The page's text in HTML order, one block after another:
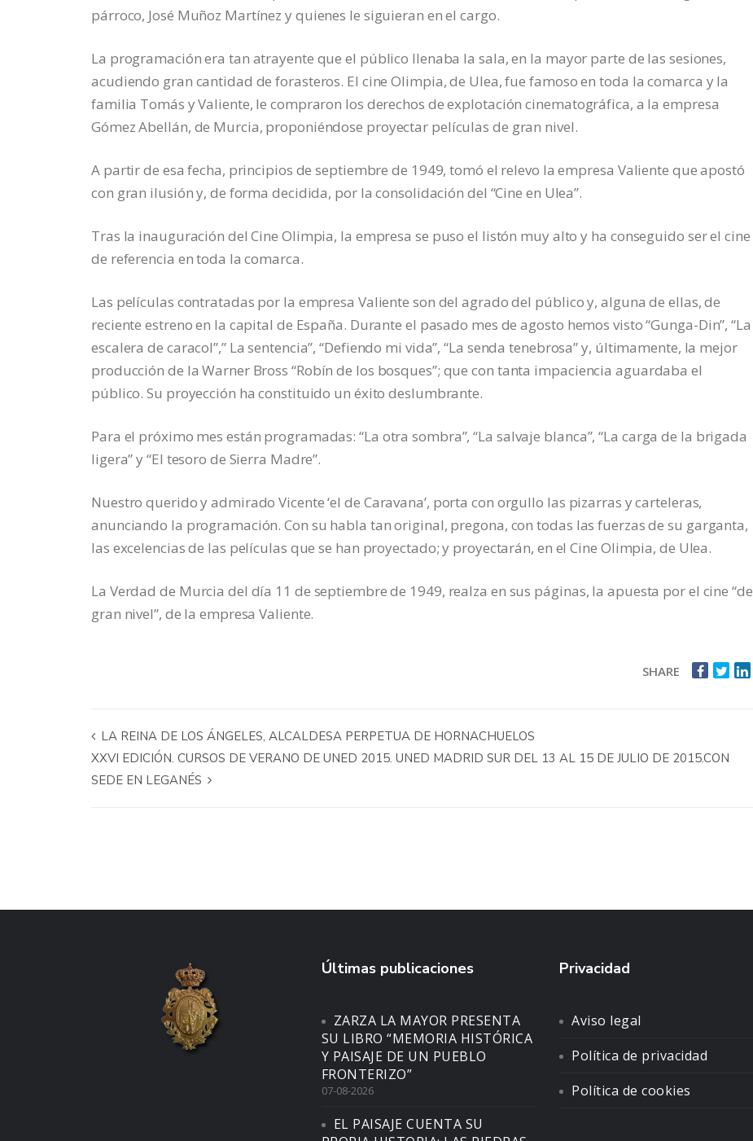
párroco, José Muñoz Martínez y quienes le siguieran en el cargo.
La programación era tan atrayente que el público llenaba la sala, en la mayor parte de las sesiones,
acudiendo gran cantidad de forasteros. El cine Olimpia, de Ulea, fue famoso en toda la comarca y la
familia Tomás y Valiente, le compraron los derechos de explotación cinematográfica, a la empresa
Gómez Abellán, de Murcia, proponiéndose proyectar películas de gran nivel.
A partir de esa fecha, principios de septiembre de 1949, tomó el relevo la empresa Valiente que apostó
con gran ilusión y, de forma decidida, por la consolidación del “Cine en Ulea”.
Tras la inauguración del Cine Olimpia, la empresa se puso el listón muy alto y ha conseguido ser el cine
de referencia en toda la comarca.
Las películas contratadas por la empresa Valiente son del agrado del público y, alguna de ellas, de
reciente estreno en la capital de España. Durante el pasado mes de agosto hemos visto “Gunga-Din”, “La
escalera de caracol”,” La sentencia”, “Defiendo mi vida”, “La senda tenebrosa” y, últimamente, la mejor
producción de la Warner Bross “Robín de los bosques”; que con tanta impaciencia aguardaba el
público. Su proyección ha constituido un éxito deslumbrante.
Para el próximo mes están programadas: “La otra sombra”, “La salvaje blanca”, “La carga de la brigada
ligera” y “El tesoro de Sierra Madre”.
Nuestro querido y admirado Vicente ‘el de Caravana’, porta con orgullo las pizarras y carteleras,
anunciando la programación. Con su habla tan original, pregona, con todas las fuerzas de su garganta,
las excelencias de las películas que se han proyectado; y proyectarán, en el Cine Olimpia, de Ulea.
La Verdad de Murcia del día 11 de septiembre de 1949, realza en sus páginas, la apuesta por el cine “de
gran nivel”, de la empresa Valiente.
SHARE
LA REINA DE LOS ÁNGELES, ALCALDESA PERPETUA‏ DE HORNACHUELOS
XXVI EDICIÓN. CURSOS DE VERANO DE UNED 2015. UNED MADRID SUR DEL 13 AL 15 DE JULIO DE 2015.CON
SEDE EN LEGANÉS
Últimas publicaciones
ZARZA LA MAYOR PRESENTA
SU LIBRO “MEMORIA HISTÓRICA
Y PAISAJE DE UN PUEBLO
FRONTERIZO”
07-08-2026
EL PAISAJE CUENTA SU
Privacidad
Aviso legal
Política de privacidad
Política de cookies